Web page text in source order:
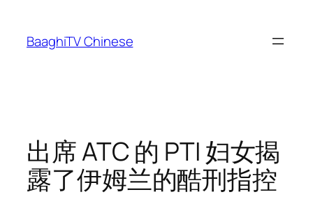
content
BaaghiTV Chinese
出席 ATC 的 PTI 妇女揭
露了伊姆兰的酷刑指控